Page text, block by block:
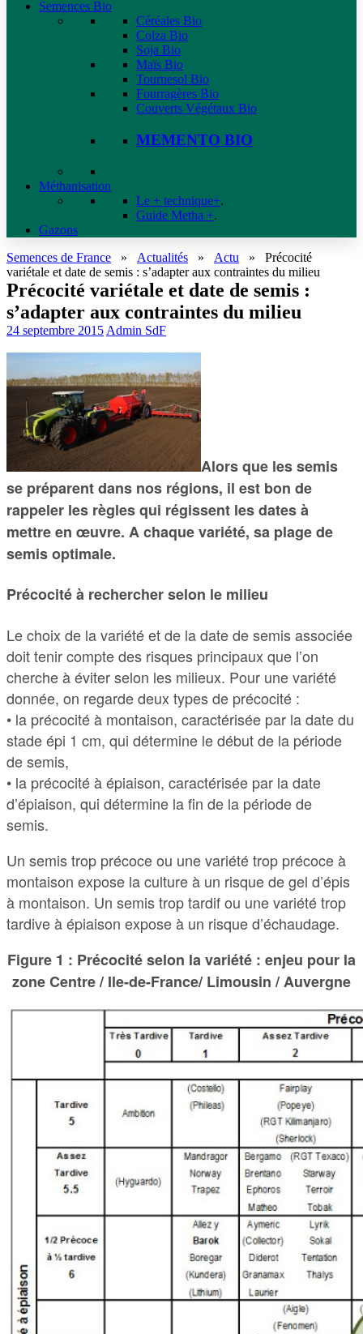
Semences Bio
Céréales Bio
Colza Bio
Soja Bio
Maïs Bio
Tournesol Bio
Fourragères Bio
Couverts Végétaux Bio
MEMENTO BIO
Méthanisation
Le + technique+.
Guide Metha +.
Gazons
Semences de France » Actualités » Actu » Précocité
variétale et date de semis : s’adapter aux contraintes du milieu
Précocité variétale et date de semis :
s’adapter aux contraintes du milieu
24 septembre 2015 Admin SdF
Alors que les semis
se préparent dans nos régions, il est bon de
rappeler les règles qui régissent les dates à
mettre en œuvre. A chaque variété, sa plage de
semis optimale.
Précocité à rechercher selon le milieu
Le choix de la variété et de la date de semis associée
doit tenir compte des risques principaux que l’on
cherche à éviter selon les milieux. Pour une variété
donnée, on regarde deux types de précocité :
• la précocité à montaison, caractérisée par la date du
stade épi 1 cm, qui détermine le début de la période
de semis,
• la précocité à épiaison, caractérisée par la date
d’épiaison, qui détermine la fin de la période de
semis.
Un semis trop précoce ou une variété trop précoce à
montaison expose la culture à un risque de gel d’épis
à montaison. Un semis trop tardif ou une variété trop
tardive à épiaison expose à un risque d’échaudage.
Figure 1 : Précocité selon la variété : enjeu pour la
zone Centre / Ile-de-France/ Limousin / Auvergne